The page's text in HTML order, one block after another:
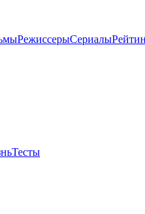
РежиссерыСериалы
Тесты